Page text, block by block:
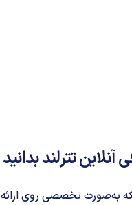
تترلند بدانید
به‌صورت تخصصی روی ارائه